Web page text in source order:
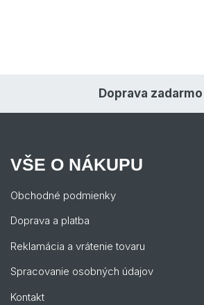
Doprava zadarmo
VŠE O NÁKUPU
Obchodné podmienky
Doprava a platba
Reklamácia a vrátenie tovaru
Spracovanie osobných údajov
Kontakt